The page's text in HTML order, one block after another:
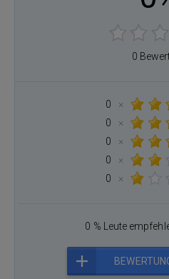
0
0
×
0
×
0
×
0
×
0
×
0 % Leute